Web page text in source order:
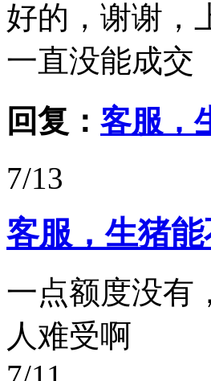
好的，谢谢，
一直没能成交
回复： 客服，
7/13
客服，生猪
一点额度没有
人难受啊